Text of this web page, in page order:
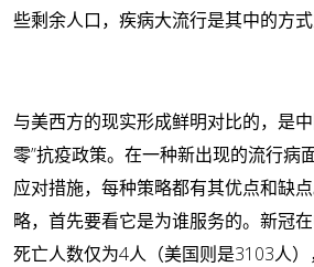
些剩余人口，疾病大流行是其中的方式
与美西方的现实形成鲜明对比的，是
零”抗疫政策。在一种新出现的流行病
应对措施，每种策略都有其优点和缺
略，首先要看它是为谁服务的。新冠
死亡人数仅为4人（美国则是3103人